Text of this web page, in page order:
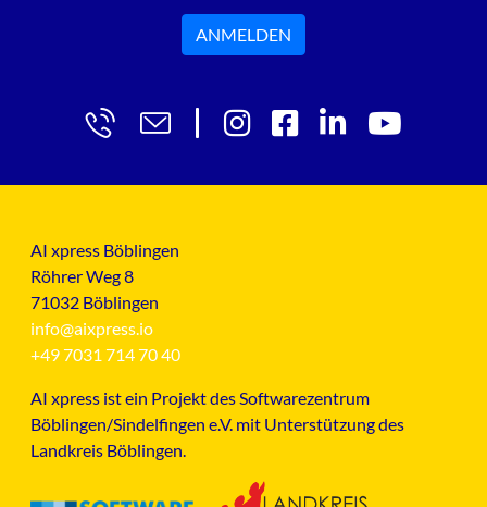
ANMELDEN
AI xpress Böblingen
Röhrer Weg 8
71032 Böblingen
info@aixpress.io
+49 7031 714 70 40
AI xpress ist ein Projekt des Softwarezentrum
Böblingen/Sindelfingen e.V. mit Unterstützung des
Landkreis Böblingen.